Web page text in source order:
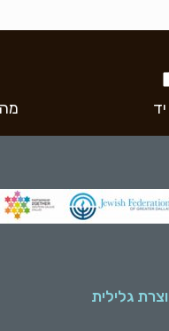
גלילית